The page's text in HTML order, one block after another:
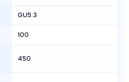
GU5.3
100
450